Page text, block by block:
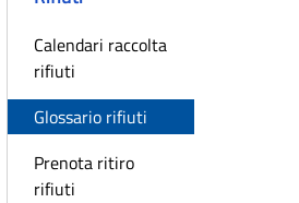
Calendari raccolta
rifiuti
Glossario rifiuti
Prenota ritiro
rifiuti